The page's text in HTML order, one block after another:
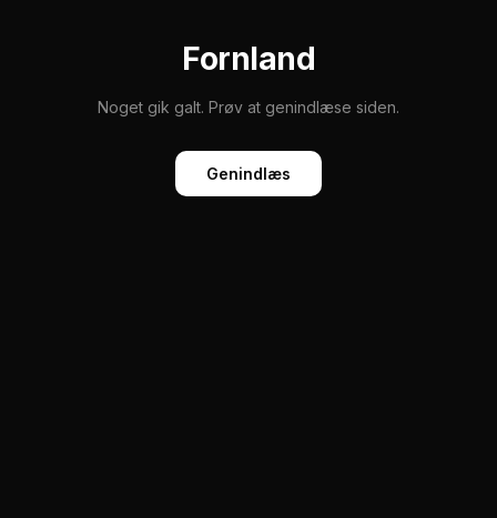
Fornland
Noget gik galt. Prøv at genindlæse siden.
Genindlæs